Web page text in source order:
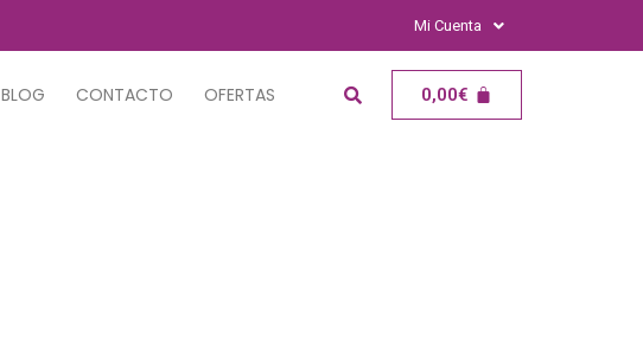
Mi Cuenta
BLOG CONTACTO OFERTAS 0,00€